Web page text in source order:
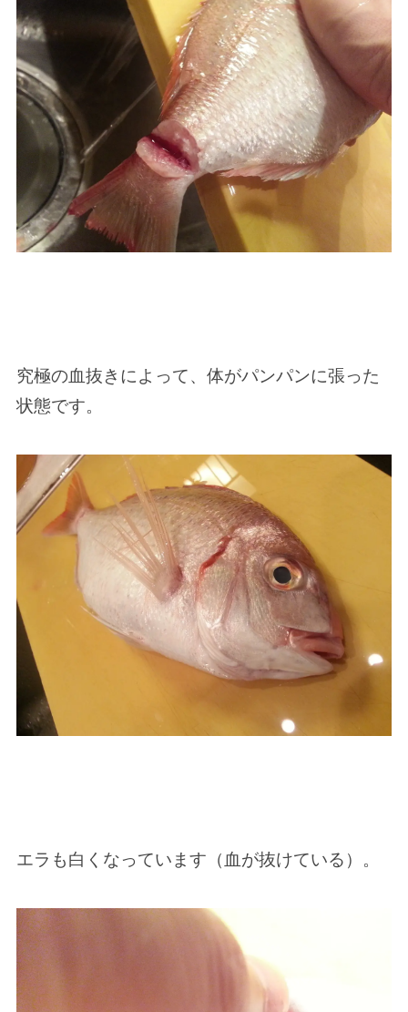
究極の血抜きによって、体がパンパンに張った
状態です。
エラも白くなっています（血が抜けている）。